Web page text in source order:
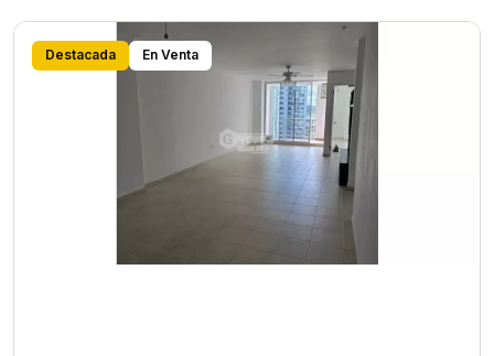
Destacada En Venta